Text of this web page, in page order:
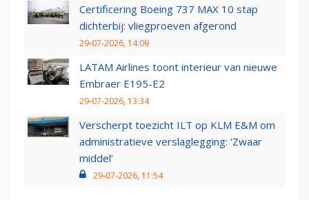
Certificering Boeing 737 MAX 10 stap
dichterbij: vliegproeven afgerond
29-07-2026, 14:09
LATAM Airlines toont interieur van nieuwe
Embraer E195-E2
29-07-2026, 13:34
Verscherpt toezicht ILT op KLM E&M om
administratieve verslaglegging: ‘Zwaar
middel’
29-07-2026, 11:54